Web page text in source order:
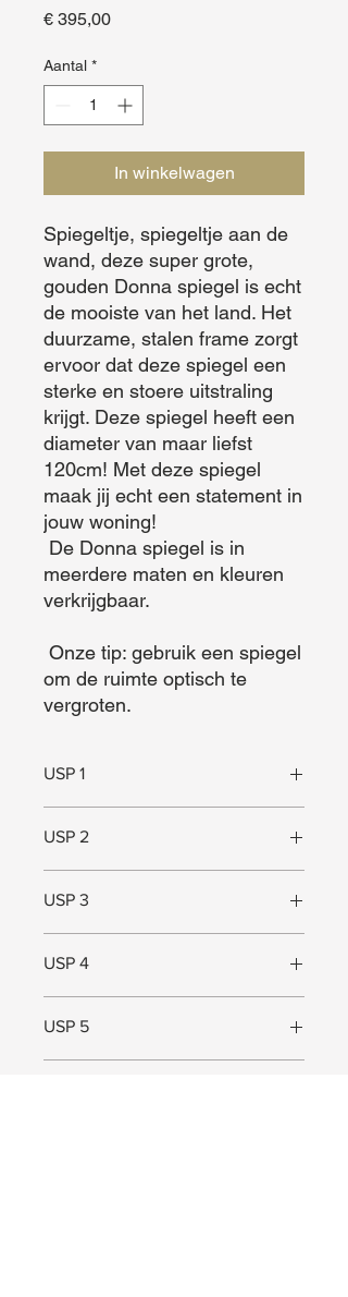
€ 395,00Prijs
Aantal *
In winkelwagen
Spiegeltje, spiegeltje aan de
wand, deze super grote,
gouden Donna spiegel is echt
de mooiste van het land. Het
duurzame, stalen frame zorgt
ervoor dat deze spiegel een
sterke en stoere uitstraling
krijgt. Deze spiegel heeft een
diameter van maar liefst
120cm! Met deze spiegel
maak jij echt een statement in
jouw woning!
meerdere maten en kleuren
verkrijgbaar.
om de ruimte optisch te
vergroten.
USP 1
USP 2
USP 3
USP 4
USP 5